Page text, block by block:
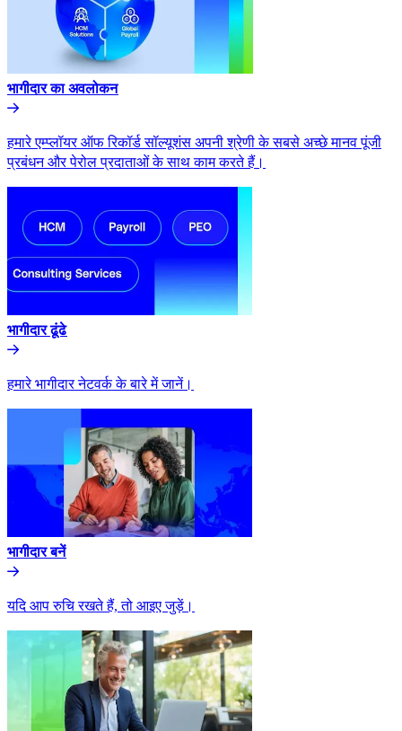
भागीदार का अवलोकन​​
हमारे एम्प्लॉयर ऑफ रिकॉर्ड सॉल्यूशंस अपनी श्रेणी के सबसे अच्छे मानव पूंजी
प्रबंधन और पेरोल प्रदाताओं के साथ काम करते हैं।​​
भागीदार ढूंढे​​
हमारे भागीदार नेटवर्क के बारे में जानें।​​
भागीदार बनें​​
यदि आप रुचि रखते हैं, तो आइए जुड़ें।​​